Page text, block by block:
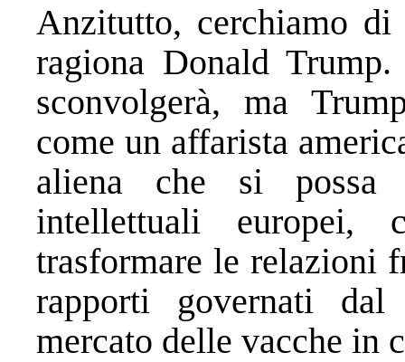
Anzitutto, cerchiamo
ragiona Donald
sconvolgerà, ma
come un affarista
aliena che si possa
intellettuali
trasformare le relazioni
rapporti governati
mercato delle vacche in